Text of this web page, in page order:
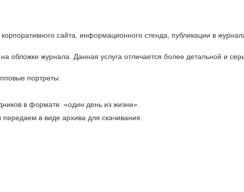
сайта, информационного стенда, публикации в
обложке журнала. Данная услуга отличается более детальной и
портреты.
в формате «один день из жизни».
в виде архива для скачивания.